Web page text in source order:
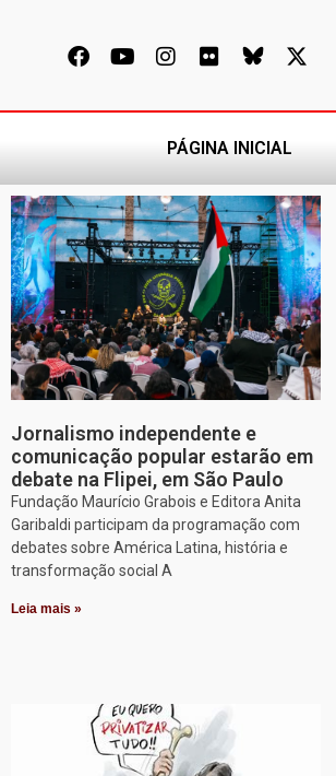
PÁGINA INICIAL
Jornalismo independente e
comunicação popular estarão em
debate na Flipei, em São Paulo
Fundação Maurício Grabois e Editora Anita
Garibaldi participam da programação com
debates sobre América Latina, história e
transformação social A
Leia mais »